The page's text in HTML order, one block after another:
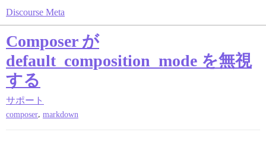
Discourse Meta
Composer が
default_composition_mode を無視
する
サポート
composer, markdown